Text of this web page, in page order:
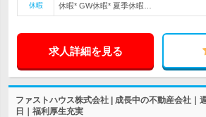
休暇
休暇* GW休暇* 夏季休暇…
求人詳細を見る
ファストハウス株式会社 | 成長中の不動産会社｜
日｜福利厚生充実